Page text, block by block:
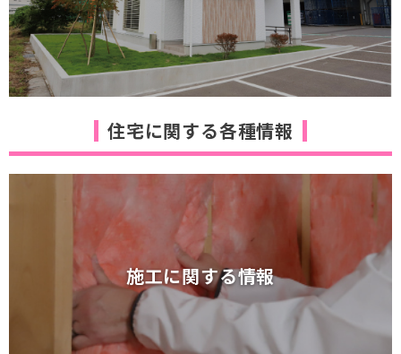
断熱等級6を超える断熱体感棟
パラマン館
住宅に関する各種情報
施工に関する情報
施工に関する情報